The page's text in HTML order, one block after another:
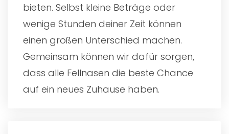
bieten. Selbst kleine Beträge oder
wenige Stunden deiner Zeit können
einen großen Unterschied machen.
Gemeinsam können wir dafür sorgen,
dass alle Fellnasen die beste Chance
auf ein neues Zuhause haben.